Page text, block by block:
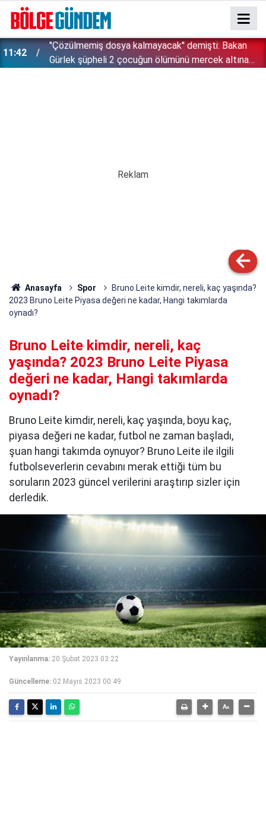
11:42
''Çözülmemiş dosya kalmayacak'' demişti: Bakan
Gürlek şüpheli 2 çocuğun ölümünü mercek altına
Anasayfa Spor
Bruno Leite kimdir, nereli, kaç yaşında?
2023 Bruno Leite Piyasa değeri ne kadar, Hangi takımlarda
oynadı?
Bruno Leite kimdir, nereli, kaç
yaşında? 2023 Bruno Leite Piyasa
değeri ne kadar, Hangi takımlarda
oynadı?
Bruno Leite kimdir, nereli, kaç yaşında, boyu kaç,
piyasa değeri ne kadar, futbol ne zaman başladı,
şuan hangi takımda oynuyor? Bruno Leite ile ilgili
futbolseverlerin cevabını merak ettiği tüm bu
soruların 2023 güncel verilerini araştırıp sizler için
derledik.
Yayınlanma: 20 Şubat 2023 03:22
Güncelleme: 02 Mayıs 2023 00:49